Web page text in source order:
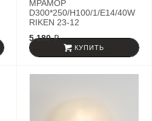
МРАМОР
D300*250/H100/1/E14/40W
RIKEN 23-12
5 180 ₽
КУПИТЬ